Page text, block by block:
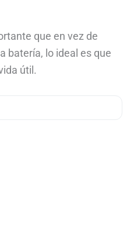
que en vez de
batería, lo ideal es que
útil.